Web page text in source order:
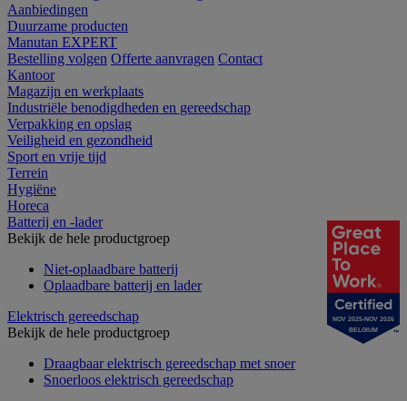
Aanbiedingen
Duurzame producten
Manutan EXPERT
Bestelling volgen Offerte aanvragen Contact
Kantoor
Magazijn en werkplaats
Industriële benodigdheden en gereedschap
Verpakking en opslag
Veiligheid en gezondheid
Sport en vrije tijd
Terrein
Hygiëne
Horeca
Batterij en -lader
Bekijk de hele productgroep
Niet-oplaadbare batterij
Oplaadbare batterij en lader
Elektrisch gereedschap
Bekijk de hele productgroep
Draagbaar elektrisch gereedschap met snoer
Snoerloos elektrisch gereedschap
NOV 2025-NOV 2026
BELGIUM